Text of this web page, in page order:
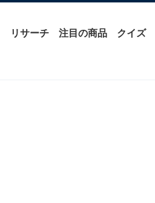
リサーチ 注目の商品 クイズ